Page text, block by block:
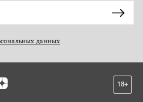
данных
18+